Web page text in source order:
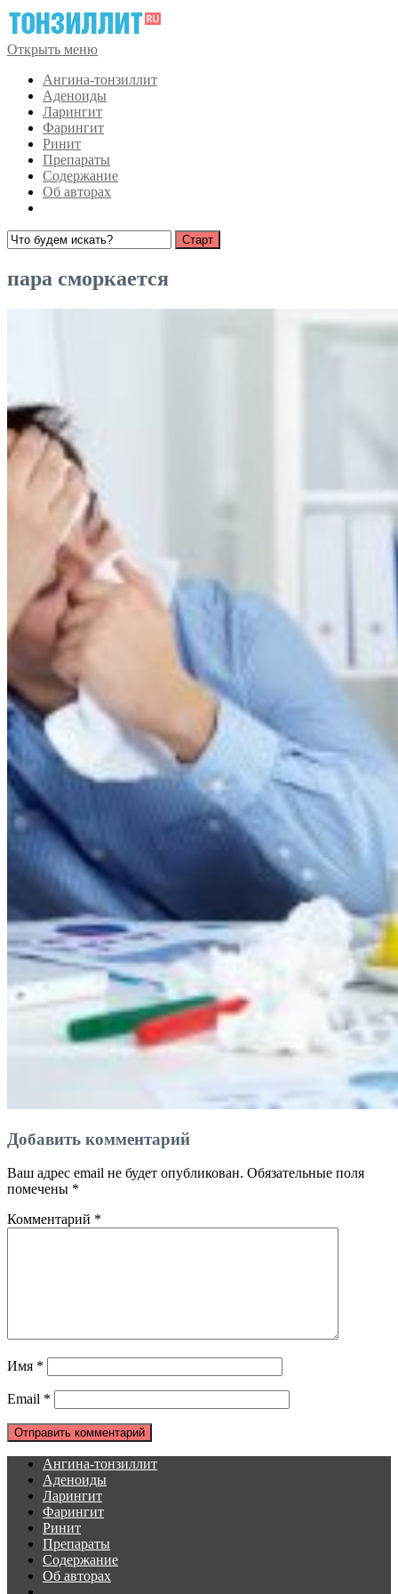
Открыть меню
Ангина-тонзиллит
Аденоиды
Ларингит
Фарингит
Ринит
Препараты
Содержание
Об авторах
пара сморкается
Добавить комментарий
Ваш адрес email не будет опубликован. Обязательные поля
помечены *
Комментарий *
Имя *
Email *
Ангина-тонзиллит
Аденоиды
Ларингит
Фарингит
Ринит
Препараты
Содержание
Об авторах